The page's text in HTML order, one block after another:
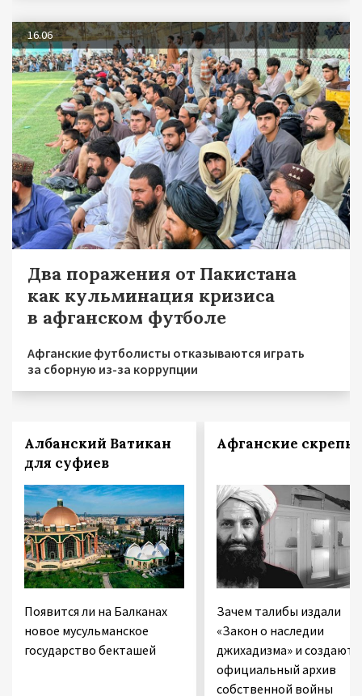
16.06
Два поражения от Пакистана
как кульминация кризиса
в афганском футболе
Афганские футболисты отказываются играть
за сборную из-за коррупции
Албанский Ватикан
для суфиев
Появится ли на Балканах
новое мусульманское
государство бекташей
Афганские скрепы
Зачем талибы издали
«Закон о наследии
джихадизма» и создают
официальный архив
собственной войны